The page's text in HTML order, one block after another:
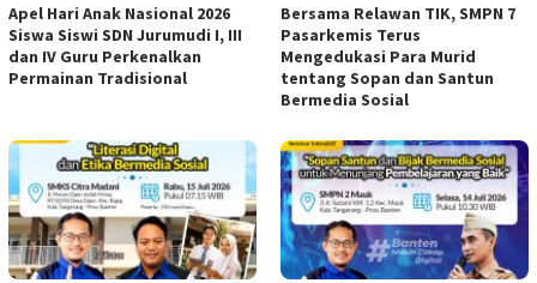
Apel Hari Anak Nasional 2026
Siswa Siswi SDN Jurumudi I, III
dan IV Guru Perkenalkan
Permainan Tradisional
Bersama Relawan TIK, SMPN 7
Pasarkemis Terus
Mengedukasi Para Murid
tentang Sopan dan Santun
Bermedia Sosial